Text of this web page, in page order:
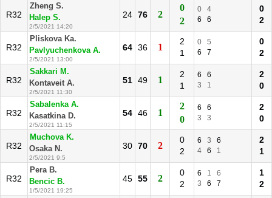
R32
Zheng S.
Halep S.
2/5/2021 14:20
24 76 2
0
2
0
4
6
6
0
2
R32
Pliskova Ka.
Pavlyuchenkova A.
2/5/2021 13:00
64 36 1
2
1
0
5
6
7
0
2
R32
Sakkari M.
Kontaveit A.
2/5/2021 11:30
51 49 1
2
1
6
6
3
1
2
0
R32
Sabalenka A.
Kasatkina D.
2/5/2021 11:15
54 46 1
2
0
6
6
3
3
2
0
R32
Muchova K.
Osaka N.
2/5/2021 9:5
30 70 2
0
2
6 3
6
4
6 1
2
1
R32
Pera B.
Bencic B.
1/5/2021 19:25
45 55 2
0
2
6 1
6
3
6 7
1
2